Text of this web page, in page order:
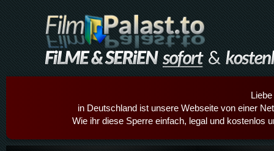
in Deutschland ist unsere Webseite von einer
Wie ihr diese Sperre einfach, legal und kostenlos